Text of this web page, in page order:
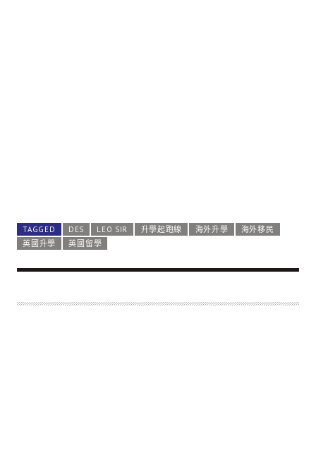
TAGGED DES LEO SIR 升學起跑線 海外升學
海外移民
英國升學
英國留學